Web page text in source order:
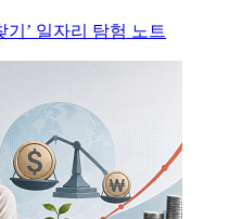
기’ 일자리 탐험 노트